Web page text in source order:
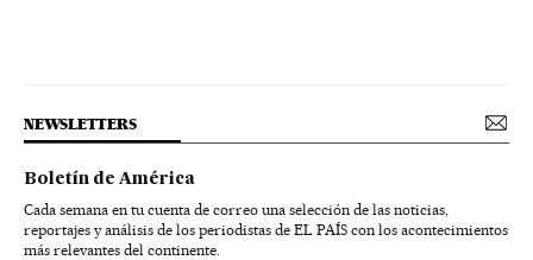
NEWSLETTERS
Boletín de América
Cada semana en tu cuenta de correo una selección de las noticias,
reportajes y análisis de los periodistas de EL PAÍS con los acontecimientos
más relevantes del continente.